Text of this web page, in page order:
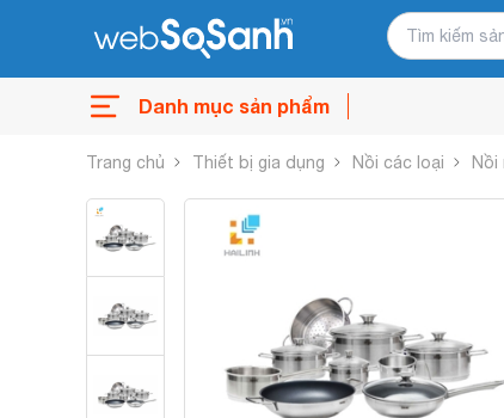
Danh mục sản phẩm
Trang chủ Thiết bị gia dụng Nồi các loại Nồi